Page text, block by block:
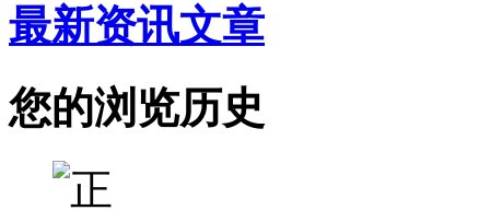
最新资讯文章
您的浏览历史